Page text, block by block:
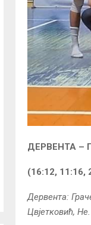
ДЕРВЕНТА –
(16:12, 11:16,
Дервента:
Цвјетковић,